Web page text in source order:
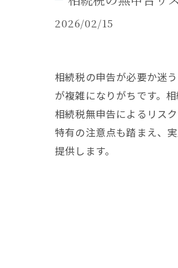
2026/02/15
相続税の申告が必要か迷
が複雑になりがちです。
相続税無申告によるリス
特有の注意点も踏まえ、
提供します。